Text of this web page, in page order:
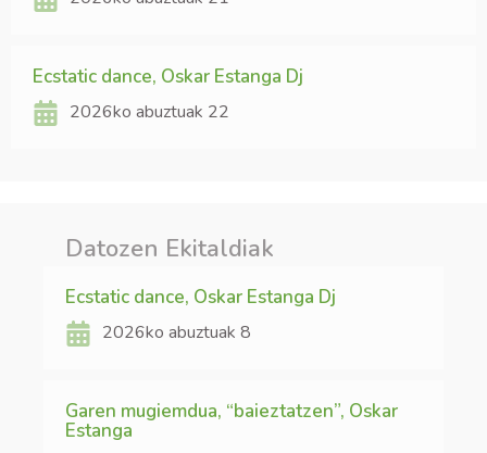
Ecstatic dance, Oskar Estanga Dj
2026ko abuztuak 22
Datozen Ekitaldiak
Ecstatic dance, Oskar Estanga Dj
2026ko abuztuak 8
Garen mugiemdua, “baieztatzen”, Oskar
Estanga